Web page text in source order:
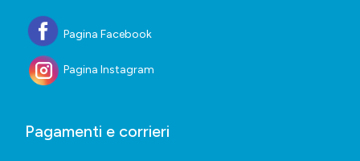
Pagina Facebook
Pagina Instagram
Pagamenti e corrieri